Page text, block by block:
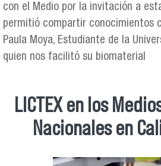
con el Medio por la invitación a
permitió compartir conocimientos
Paula Moya, Estudiante de la
quien nos facilitó su biomaterial
LICTEX en los
Nacionales en